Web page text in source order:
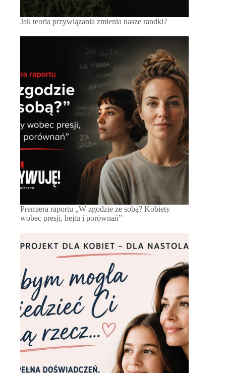
Jak teoria przywiązania zmienia nasze randki?
Premiera raportu „W zgodzie ze sobą? Kobiety
wobec presji, hejtu i porównań”